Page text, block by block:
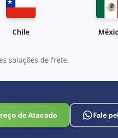
Chile
soluções de frete.
de Atacado Fale